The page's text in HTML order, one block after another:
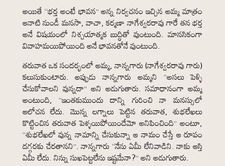
అయితే “భర్త అంటే భావన” అన్న నిర్వచనం ఇచ్చిన అమ్మ మాత్రం
ఆనాటి నుండీ మనసా, వాచా, కర్మణా నాగేశ్వరరావు గారే తన భర్త
అనే విషయంలో నిశ్చయాత్మక బుద్ధితో వుంటుంది. మానసికంగా
వివాహమయిపోయింది అనే భావనతోనే వుంటుంది.
తరువాత ఒక సందర్భంలో అమ్మ, నాన్నగారు (నాగేశ్వరరావు గారు)
కలుసుకుంటారు. అప్పుడు నాన్నగారు అమ్మని “అసలు పెళ్ళి
చేసుకోవాలని వున్నదా” అని అడుగుతారు. సమాధానంగా అమ్మ
అంటుంది, “ఇంతకుముందు దాన్ని గురించి నా మనస్సులో
ఆలోచన లేదు. మొన్న లగ్నాలు పెట్టిన తరువాత, శుభలేఖలు
కొట్టించిన తరువాత పెళ్ళయిపోయిందేమో అనిపించింది” అంటూ,
“శుభలేఖలో వున్న నామాన్ని చేసుకున్నా ఆ నామం చేస్తే ఆ రూపం
దగ్గరకు చేరతానని”. నాన్నగారు “నేను ఏమీ లేనివాడిని. నాకు ఆస్తి
ఏమీ లేదు. నిన్ను సుఖపెట్టలేను ఇష్టమేనా?” అని అడుగుతారు.